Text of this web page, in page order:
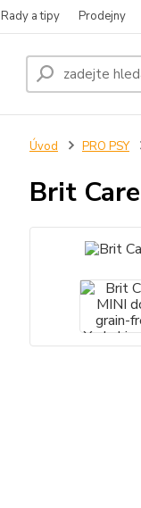
Rady a tipy Prodejny
Úvod PRO PSY
Brit